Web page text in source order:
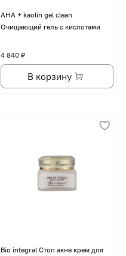
AHA + kaolin gel clean
Очищающий гель с кислотами
4 840 ₽
В корзину
Bio integral Стоп акне крем для